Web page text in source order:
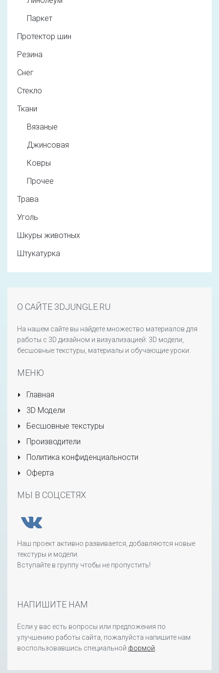
Паркет
Протектор шин
Резина
Снег
Стекло
Ткани
Вязаные
Джинсовая
Ковры
Прочее
Трава
Уголь
Шкуры животных
Штукатурка
О САЙТЕ 3DJUNGLE.RU
На нашем сайте вы найдете множество материалов для
работы с 3D дизайном и визуализацией: 3D модели,
бесшовные текстуры, материалы и обучающие уроки.
МЕНЮ
Главная
3D Модели
Бесшовные текстуры
Производители
Политика конфиденциальности
Оферта
МЫ В СОЦСЕТЯХ
Наш проект активно развивается, добавляются новые
текстуры и модели.
Вступайте в группу чтобы не пропустить!
НАПИШИТЕ НАМ
Если у вас есть вопросы или предложения по
улучшению работы сайта, пожалуйста напишите нам
воспользовавшись специальной формой.